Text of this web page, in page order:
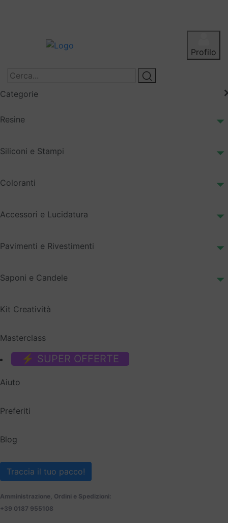
Profilo
Categorie
Resine
Siliconi e Stampi
Coloranti
Accessori e Lucidatura
Pavimenti e Rivestimenti
Saponi e Candele
Kit Creatività
Masterclass
⚡ SUPER OFFERTE
Aiuto
Preferiti
Blog
Traccia il tuo pacco!
Amministrazione, Ordini e Spedizioni:
+39 0187 955108